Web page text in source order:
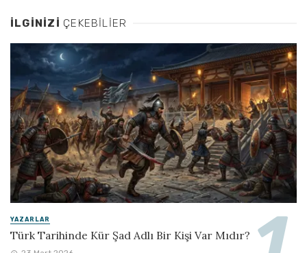
İLGINIZI ÇEKEBILIER
YAZARLAR
Türk Tarihinde Kür Şad Adlı Bir Kişi Var Mıdır?